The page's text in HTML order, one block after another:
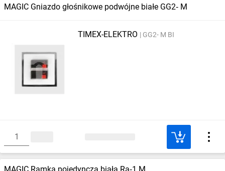
MAGIC Gniazdo głośnikowe podwójne białe GG2‑ M
TIMEX-ELEKTRO GG2- M BI